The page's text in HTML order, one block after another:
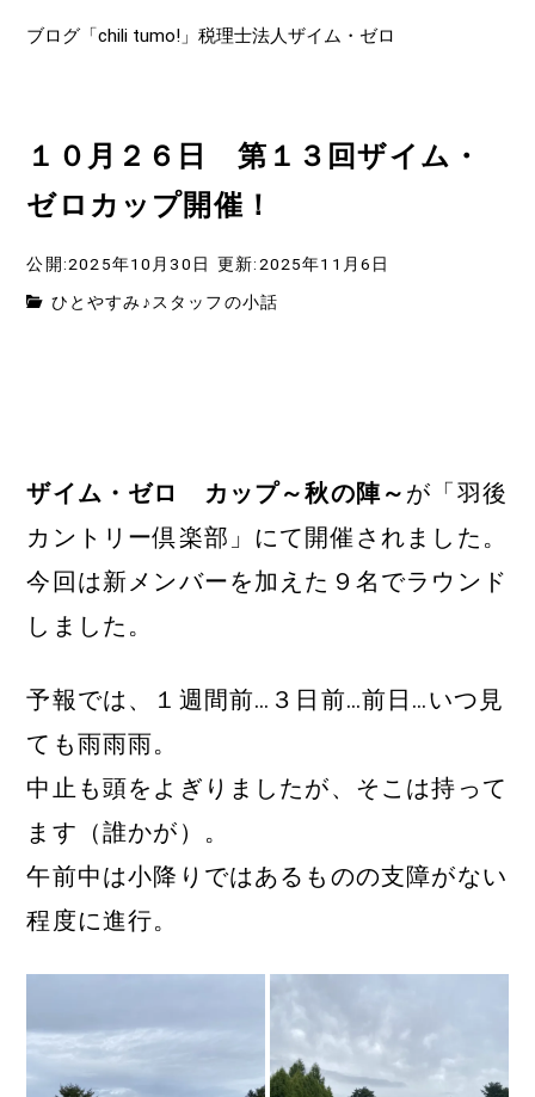
ブログ「chili tumo!」税理士法人ザイム・ゼロ
１０月２６日 第１３回ザイム・
ゼロカップ開催！
公開:2025年10月30日 更新:2025年11月6日
ひとやすみ♪スタッフの小話
ザイム・ゼロ カップ～秋の陣～ が「羽後
カントリー倶楽部」にて開催されました。
今回は新メンバーを加えた９名でラウンド
しました。
予報では、１週間前…３日前…前日…いつ見
ても雨雨雨。
中止も頭をよぎりましたが、そこは持って
ます（誰かが）。
午前中は小降りではあるものの支障がない
程度に進行。